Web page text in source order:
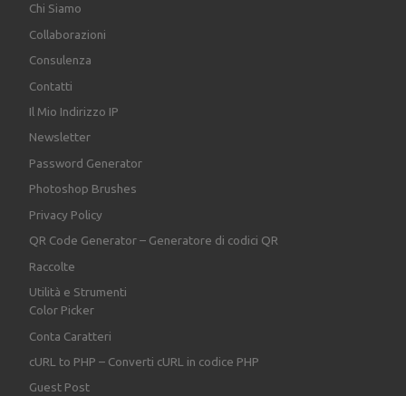
Chi Siamo
Collaborazioni
Consulenza
Contatti
Il Mio Indirizzo IP
Newsletter
Password Generator
Photoshop Brushes
Privacy Policy
QR Code Generator – Generatore di codici QR
Raccolte
Utilità e Strumenti
Color Picker
Conta Caratteri
cURL to PHP – Converti cURL in codice PHP
Guest Post